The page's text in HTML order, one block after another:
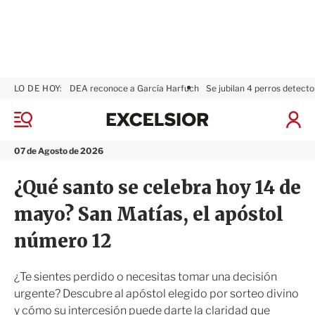
M
n
07 de Agosto de 2026
LO DE HOY: DEA reconoce a García Harfuch Se jubilan 4 perros
I
a
x
i
o
r
¿Qué santo se celebra hoy 14 de
mayo? San Matías, el apóstol
número 12
¿Te sientes perdido o necesitas tomar una decisión
urgente? Descubre al apóstol elegido por sorteo divino
y cómo su intercesión puede darte la claridad que